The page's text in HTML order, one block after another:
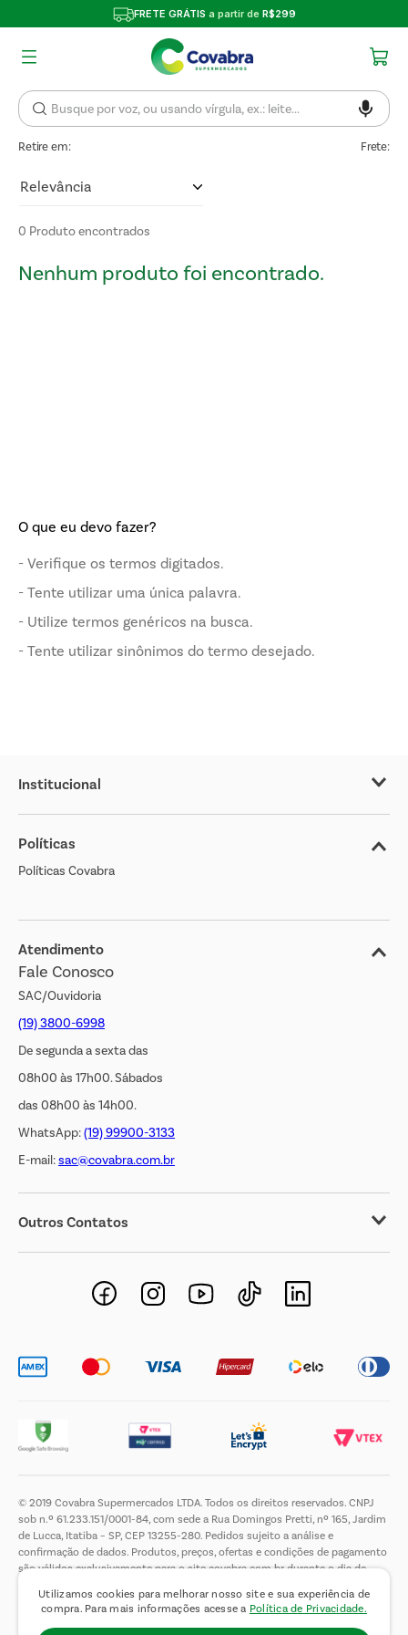
Utilizamos cookies para melhorar nosso site e sua experiência de
compra. Para mais informações acesse a Política de Privacidade.
FRETE GRÁTIS a partir de R$299
Retire em: Frete:
Relevância
0 Produto
O que eu devo fazer?
Verifique os termos digitados.
Tente utilizar uma única palavra.
Utilize termos genéricos na busca.
Tente utilizar sinônimos do termo desejado.
Institucional
Sobre o Covabra
Nossas Lojas
Cliente Bem Estar
Jornal de Ofertas
Transparência Salarial
Políticas
Políticas Covabra
Atendimento
Fale Conosco
SAC/Ouvidoria
(19) 3800-6998
De segunda a sexta das
08h00 às 17h00. Sábados
das 08h00 às 14h00.
WhatsApp:(19) 99900-3133
E-mail:sac@covabra.com.br
Outros Contatos
Negócios Imobiliários
Novos Fornecedores
© 2019 Covabra Supermercados LTDA. Todos os direitos reservados. CNPJ
sob n.º 61.233.151/0001-84, com sede a Rua Domingos Pretti, nº 165, Jardim
de Lucca, Itatiba – SP, CEP 13255-280. Pedidos sujeito a análise e
confirmação de dados. Produtos, preços, ofertas e condições de pagamento
são válidos exclusivamente para o site covabra.com.br durante o dia de
de limitar a quantidade máxima de produtos por compra por cliente. Não
vendemos no atacado. Fotos meramente ilustrativas.É proibida a venda e a